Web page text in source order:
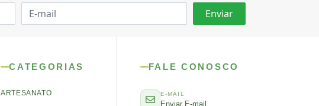
CATEGORIAS
ARTESANATO
FALE CONOSCO
E-MAIL
Enviar E-mail